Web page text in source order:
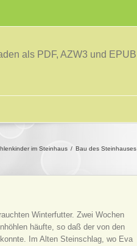
als PDF, AZW3 und EPUB
im Steinhaus Bau des Steinhauses
Winterfutter. Zwei Wochen
häufte, so daß der von den
Im Alten Steinschlag, wo Eva